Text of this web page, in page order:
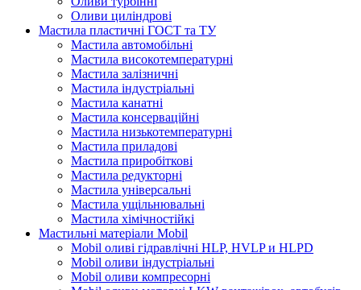
Оливи циліндрові
Мастила пластичні ГОСТ та ТУ
Мастила автомобільні
Мастила високотемпературні
Мастила залізничні
Мастила індустріальні
Мастила канатні
Мастила консерваційні
Мастила низькотемпературні
Мастила приладові
Мастила приробіткові
Мастила редукторні
Мастила універсальні
Мастила ущільнювальні
Мастила хімічностійкі
Мастильні матеріали Mobil
Mobil оливі гідравлічні HLP, HVLP и HLPD
Mobil оливи індустріальні
Mobil оливи компресорні